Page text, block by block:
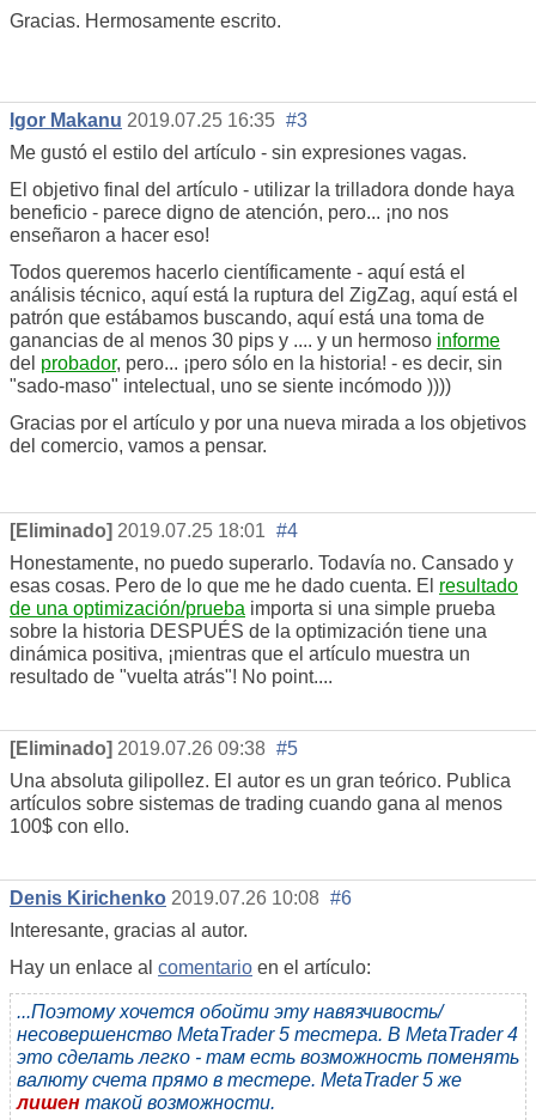
Gracias. Hermosamente escrito.
Igor Makanu 2019.07.25 16:35 #3
Me gustó el estilo del artículo - sin expresiones vagas.
El objetivo final del artículo - utilizar la trilladora donde haya
beneficio - parece digno de atención, pero... ¡no nos
enseñaron a hacer eso!
Todos queremos hacerlo científicamente - aquí está el
análisis técnico, aquí está la ruptura del ZigZag, aquí está el
patrón que estábamos buscando, aquí está una toma de
ganancias de al menos 30 pips y .... y un hermoso informe
del probador, pero... ¡pero sólo en la historia! - es decir, sin
"sado-maso" intelectual, uno se siente incómodo ))))
Gracias por el artículo y por una nueva mirada a los objetivos
del comercio, vamos a pensar.
[Eliminado] 2019.07.25 18:01 #4
Honestamente, no puedo superarlo. Todavía no. Cansado y
esas cosas. Pero de lo que me he dado cuenta. El resultado
de una optimización/prueba importa si una simple prueba
sobre la historia DESPUÉS de la optimización tiene una
dinámica positiva, ¡mientras que el artículo muestra un
resultado de "vuelta atrás"! No point....
[Eliminado] 2019.07.26 09:38 #5
Una absoluta gilipollez. El autor es un gran teórico. Publica
artículos sobre sistemas de trading cuando gana al menos
100$ con ello.
Denis Kirichenko 2019.07.26 10:08 #6
Interesante, gracias al autor.
Hay un enlace al comentario en el artículo:
...Поэтому хочется обойти эту навязчивость/
несовершенство MetaTrader 5 тестера. В MetaTrader 4
это сделать легко - там есть возможность поменять
валюту счета прямо в тестере. MetaTrader 5 же
лишен такой возможности.